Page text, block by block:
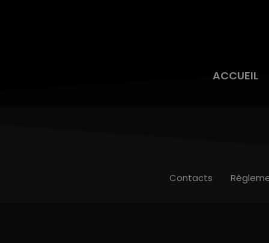
ACCUEIL
Contacts